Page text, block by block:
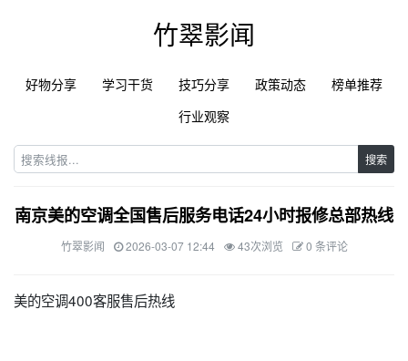
竹翠影闻
好物分享 学习干货 技巧分享 政策动态
榜单推荐
行业观察
搜索
南京美的空调全国售后服务电话24小时报修总部热线
竹翠影闻 2026-03-07 12:44 43次浏览 0 条评论
美的空调400客服售后热线